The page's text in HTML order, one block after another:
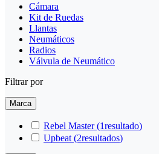
Cámara
Kit de Ruedas
Llantas
Neumáticos
Radios
Válvula de Neumático
Filtrar por
Marca
Rebel Master(1resultado)
Upbeat (2resultados)